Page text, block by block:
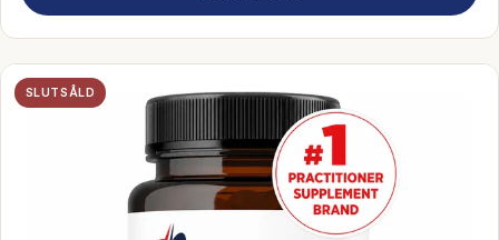
SLUTSÅLD